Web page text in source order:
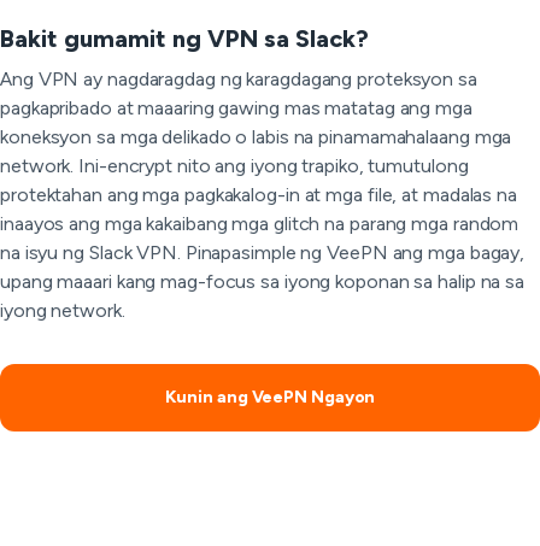
Bakit gumamit ng VPN sa Slack?
Ang VPN ay nagdaragdag ng karagdagang proteksyon sa
pagkapribado at maaaring gawing mas matatag ang mga
koneksyon sa mga delikado o labis na pinamamahalaang mga
network. Ini-encrypt nito ang iyong trapiko, tumutulong
protektahan ang mga pagkakalog-in at mga file, at madalas na
inaayos ang mga kakaibang mga glitch na parang mga random
na isyu ng Slack VPN. Pinapasimple ng VeePN ang mga bagay,
upang maaari kang mag-focus sa iyong koponan sa halip na sa
iyong network.
Kunin ang VeePN Ngayon